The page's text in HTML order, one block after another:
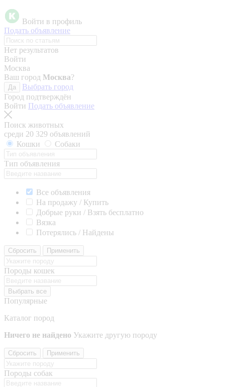
Войти в профиль
Подать объявление
Нет результатов
Войти
Москва
Ваш город Москва?
Да
Выбрать город
Город подтверждён
Войти Подать объявление
Поиск животных
среди 20 329 объявлений
Кошки
Собаки
Тип объявления
Все объявления
На продажу / Купить
Добрые руки / Взять бесплатно
Вязка
Потерялись / Найдены
Сбросить Применить
Породы кошек
Выбрать все
Популярные
Каталог пород
Ничего не найдено Укажите другую породу
Сбросить Применить
Породы собак